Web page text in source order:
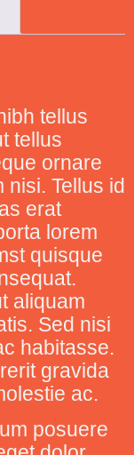
tellus
tellus
ornare
nisi. Tellus id
erat
lorem
quisque
aliquam
Sed nisi
habitasse.
gravida
ac.
posuere